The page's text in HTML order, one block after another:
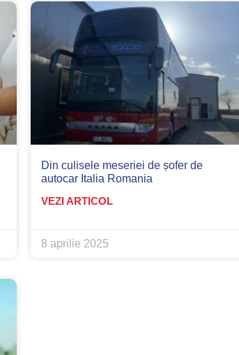
Din culisele meseriei de șofer de
autocar Italia Romania
VEZI ARTICOL
8 aprilie 2025